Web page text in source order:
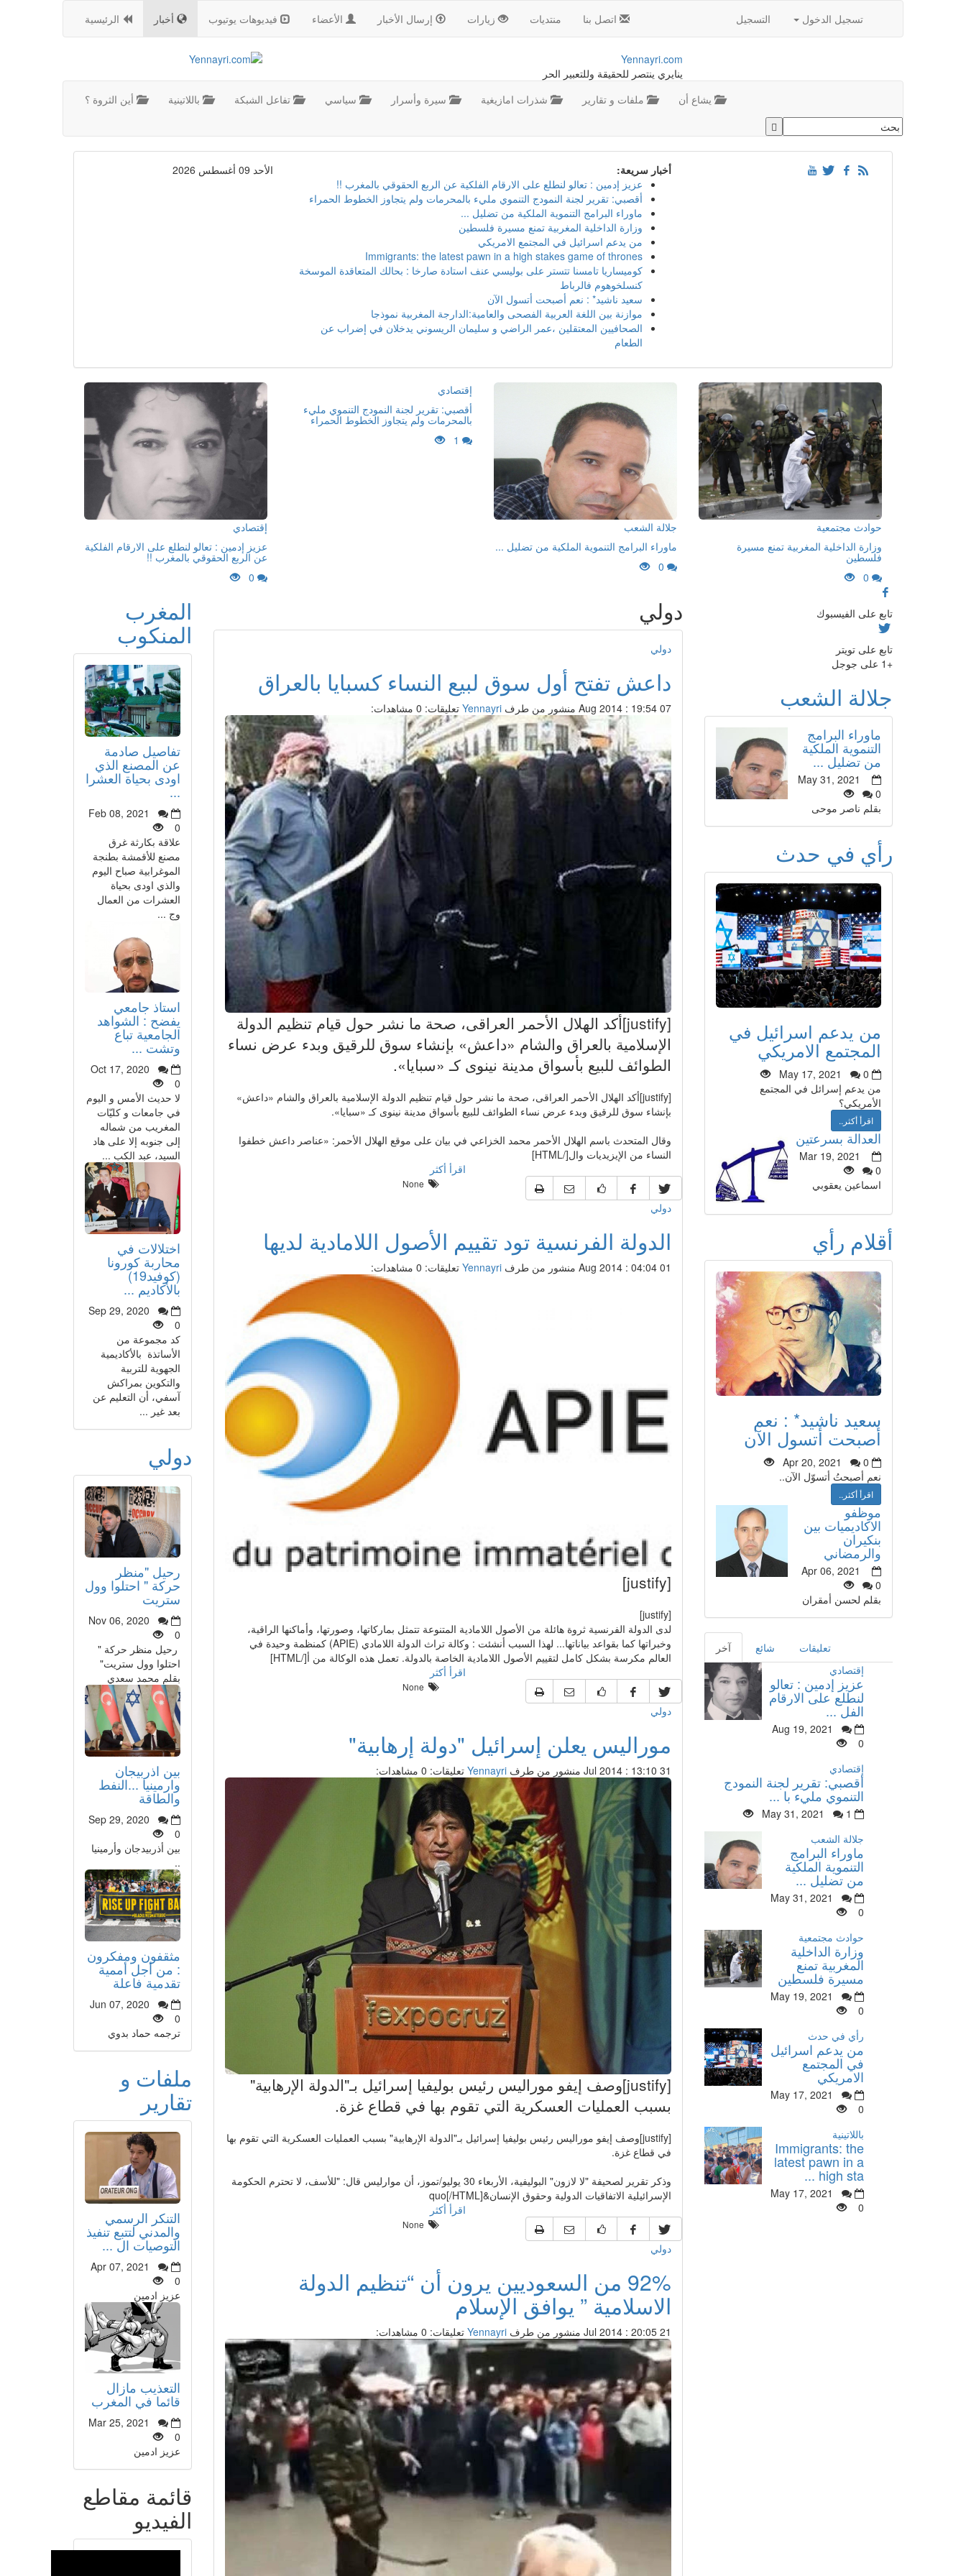
الرئيسية أخبار فيديوهات يوتيوب الأعضاء إرسال الأخبار زيارات منتديات اتصل بنا التسجيل تسجيل الدخول
Yennayri.com
ينايري ينتصر للحقيقة وللتعبير الحر
أين الثروة ؟
باللاتينية تفاعل الشبكة سياسي سيرة وأسرار شذرات امازيغية ملفات و تقارير يشاع أن
الأحد 09 أغسطس 2026
أخبار سريعة:
عزيز إدمين : تعالو لنطلع على الارقام الفلكية عن الربع الحقوقي بالمغرب !!
أقصبي: تقرير لجنة النمودج التنموي مليء بالمحرمات ولم يتجاوز الخطوط الحمراء
ماوراء البرامج التنموية الملكية من تضليل ...
وزارة الداخلية المغربية تمنع مسيرة فلسطين
من يدعم اسرائيل في المجتمع الامريكي
Immigrants: the latest pawn in a high stakes game of thrones
كوميساريا تامسنا تتستر على بوليسي عنف استادة صارخا : بحالك المتعاقدة الموسخة
كنسلخوهوم فالرباط
سعيد ناشيد* : نعم أصبحت أتسول الآن
موازنة بين اللغة العربية الفصحى والعامية:الدارجة المغربية نموذجا
الصحافيين المعتقلين ،عمر الراضي و سليمان الريسوني يدخلان في إضراب عن
الطعام
إقتصادي
عزيز إدمين : تعالو لنطلع على الارقام الفلكية
عن الربع الحقوقي بالمغرب !!
إقتصادي
أقصبي: تقرير لجنة النمودج التنموي مليء
بالمحرمات ولم يتجاوز الخطوط الحمراء
جلالة الشعب
ماوراء البرامج التنموية الملكية من تضليل ...
حوادث مجتمعية
وزارة الداخلية المغربية تمنع مسيرة
فلسطين
المغرب
المنكوب
تفاصيل صادمة
عن المصنع الذي
اودى بحياة العشرا
...
Feb 08, 2021
0
علاقة بكارثة غرق
مصنع للأقمشة بطنجة
الموغرابية صباح اليوم
والذي اودى بحياة
العشرات من العمال
وج ...
استاذ جامعي
يفضح : الشواهد
الجامعية تباع
وتشت ...
Oct 17, 2020
0
لا حديث الأمس و اليوم
في جامعات و كليّات
المغريب من شماله
إلى جنوبه إلا على هاد
السيد، عبد الكب ...
اختلالات في
محاربة كورونا
(كوفيد19)
بالأكاديم ...
Sep 29, 2020
0
كد مجموعة من
الأساتذة بالأكاديمية
الجهوية للتربية
والتكوين بمراكش
آسفي، أن التعليم عن
بعد غير ...
دولي
رحيل "منظر
حركة " احتلوا وول
ستريت
Nov 06, 2020
0
رحيل منظر حركة "
احتلوا وول ستريت"
بقلم محمد سعدي
بين اذربيجان
وارمينيا ...النفط
والطاقة
Sep 29, 2020
0
بين أذربيدجان وأرمينيا
..
مثقفون ومفكرون
: من أجل أممية
تقدمية فاعلة
Jun 07, 2020
0
ترجمه حماد بدوي
ملفات و
تقارير
التنكر الرسمي
والمدني لتتبع تنفيذ
التوصيات ال ...
Apr 07, 2021
0
عزيز ادمين
التعذيب مازال
قائما في المغرب
Mar 25, 2021
0
عزيز ادمين
قائمة مقاطع
الفيديو
دولي
دولي
داعش تفتح أول سوق لبيع النساء كسبايا بالعراق
07 Aug 2014 : 19:54 منشور من طرفYennayri تعليقات: 0 مشاهدات:
[justify]أكد الهلال الأحمر العراقى، صحة ما نشر حول قيام تنظيم الدولة
الإسلامية بالعراق والشام «داعش» بإنشاء سوق للرقيق وبدء عرض نساء
الطوائف للبيع بأسواق مدينة نينوى كـ «سبايا».
[justify]أكد الهلال الأحمر العراقى، صحة ما نشر حول قيام تنظيم الدولة الإسلامية بالعراق والشام «داعش»
بإنشاء سوق للرقيق وبدء عرض نساء الطوائف للبيع بأسواق مدينة نينوى كـ «سبايا».
وقال المتحدث باسم الهلال الأحمر محمد الخزاعي في بيان على موقع الهلال الأحمر: «عناصر داعش خطفوا
النساء من الإيزيديات وال[/HTML]
اقرأ أكثر
None
دولي
الدولة الفرنسية تود تقييم الأصول اللامادية لديها
01 Aug 2014 : 04:04 منشور من طرفYennayri تعليقات: 0 مشاهدات:
[justify]
[justify]
لدى الدولة الفرنسية ثروة هائلة من الأصول اللامادية المتنوعة تتمثل بماركاتها، وصورتها، وأماكنها الراقية،
وخبراتها كما بقواعد بياناتها... لهذا السبب أنشئت : وكالة تراث الدولة اللامادي (APIE) كمنظمة وحيدة في
العالم مكرسة بشكل كامل لتقييم الأصول اللامادية الخاصة بالدولة. تعمل هذه الوكالة من أ[/HTML]
اقرأ أكثر
None
دولي
موراليس يعلن إسرائيل "دولة إرهابية"
31 Jul 2014 : 13:10 منشور من طرفYennayri تعليقات: 0 مشاهدات:
[justify]وصف إيفو موراليس رئيس بوليفيا إسرائيل بـ"الدولة الإرهابية"
بسبب العمليات العسكرية التي تقوم بها في قطاع غزة.
[justify]وصف إيفو موراليس رئيس بوليفيا إسرائيل بـ"الدولة الإرهابية" بسبب العمليات العسكرية التي تقوم بها
في قطاع غزة.
وذكر تقرير لصحيفة "لا لازون" البوليفية، الأربعاء 30 يوليو/تموز، أن موارليس قال: "للأسف، لا تحترم الحكومة
الإسرائيلية الاتفاقيات الدولية وحقوق الإنسان&quo[/HTML]
اقرأ أكثر
None
دولي
92% من السعوديين يرون أن “تنظيم الدولة
الاسلامية ” يوافق الإسلام
21 Jul 2014 : 20:05 منشور من طرفYennayri تعليقات: 0 مشاهدات:
تابع على الفيسبوك
تابع على تويتر
+1 على جوجل
جلالة الشعب
ماوراء البرامج
التنموية الملكية
من تضليل ...
May 31, 2021
0
بقلم ناصر موحى
رأي في حدث
من يدعم اسرائيل في
المجتمع الامريكي
May 17, 2021
0
من يدعم إسرائل في المجتمع
الأمريكي؟
اقرأ أكثر..
العدالة بسرعتين
Mar 19, 2021
0
اسماعين يعقوبي
أقلام رأي
سعيد ناشيد* : نعم
أصبحت أتسول الآن
Apr 20, 2021
0
نعم أصبحتُ أتسوّل الآن..
اقرأ أكثر..
موظفو
الاكاديميات بين
بنكيران
والرمضاني
Apr 06, 2021
0
بقلم لحسن أمقران
آخر شائع
تعليقات
إقتصادي
عزيز إدمين : تعالو
لنطلع على الارقام
الفل ...
Aug 19, 2021
0
إقتصادي
أقصبي: تقرير لجنة النمودج
التنموي مليء با ...
May 31, 2021
1
جلالة الشعب
ماوراء البرامج
التنموية الملكية
من تضليل ...
May 31, 2021
0
حوادث مجتمعية
وزارة الداخلية
المغربية تمنع
مسيرة فلسطين
May 19, 2021
0
رأي في حدث
من يدعم اسرائيل
في المجتمع
الامريكي
May 17, 2021
0
باللاتينية
Immigrants: the
latest pawn in a
high sta ...
May 17, 2021
0